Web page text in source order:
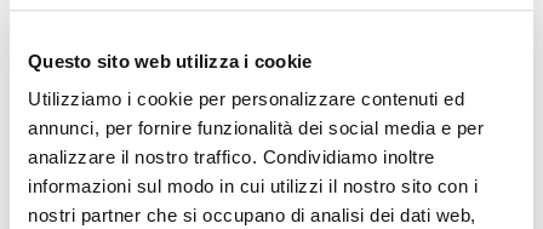
Questo sito web utilizza i cookie
Utilizziamo i cookie per personalizzare contenuti ed
annunci, per fornire funzionalità dei social media e per
analizzare il nostro traffico. Condividiamo inoltre
informazioni sul modo in cui utilizzi il nostro sito con i
nostri partner che si occupano di analisi dei dati web,
giornalino, realizzato in modo personalizzato per ogni
condividere e raccontare ai genitori.
nei bambini le possibilità di guardare e riguardare,
maneggiare anche in autonomia ciò che può far loro
rivivere l’esperienza. Tuttavia abbiamo anche utilizzato
mezzi virtuali per inviare alle famiglie il sonoro dei canti
imparati e cantati dagli stessi bimbi a commento delle